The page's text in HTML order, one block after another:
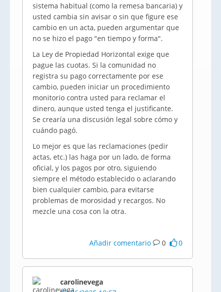
sistema habitual (como la remesa bancaria) y
usted cambia sin avisar o sin que figure ese
cambio en un acta, pueden argumentar que
no se hizo el pago "en tiempo y forma".
La Ley de Propiedad Horizontal exige que
pague las cuotas. Si la comunidad no
registra su pago correctamente por ese
cambio, pueden iniciar un procedimiento
monitorio contra usted para reclamar el
dinero, aunque usted tenga el justificante.
Se crearía una discusión legal sobre cómo y
cuándo pagó.
Lo mejor es que las reclamaciones (pedir
actas, etc.) las haga por un lado, de forma
oficial, y los pagos por otro, siguiendo
siempre el método establecido o aclarando
bien cualquier cambio, para evitarse
problemas de morosidad y recargos. No
mezcle una cosa con la otra.
Añadir comentario 0 0
carolinevega